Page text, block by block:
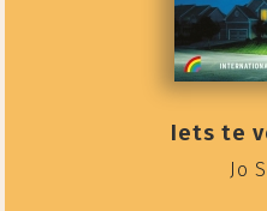
Iets te
Jo